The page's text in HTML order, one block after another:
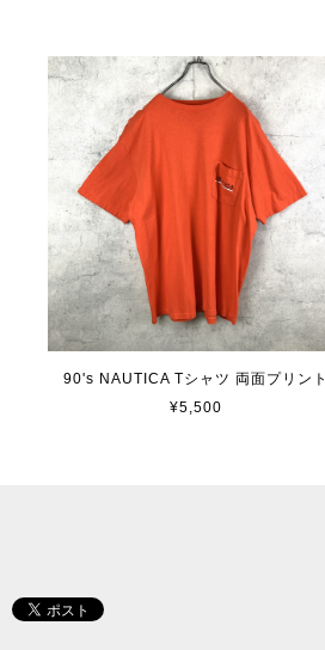
90's NAUTICA Tシャツ 両面プリント
¥5,500